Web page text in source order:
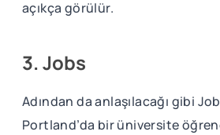
açıkça görülür.
3. Jobs
Adından da anlaşılacağı gibi
Portland’da bir üniversite